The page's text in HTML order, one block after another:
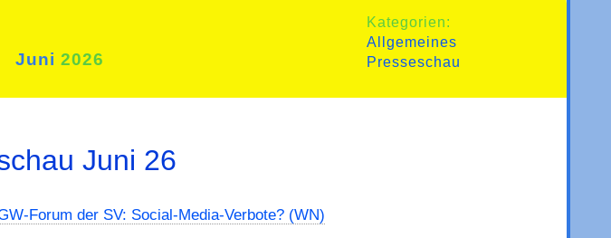
Juni 2026
Kategorien:
Allgemeines
Presseschau
Juni 26
Forum der SV: Social-Media-Verbote? (WN)